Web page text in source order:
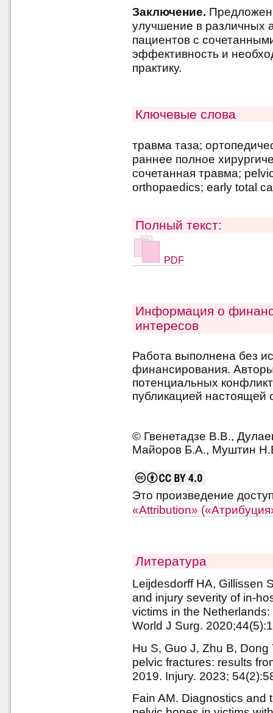
Заключение.
улучшение в различных
пациентов с
эффективность и
практику.
Ключевые слова
травма таза;
раннее полное
сочетанная травма;
orthopaedics; early total
Полный текст:
PDF
Информация о
интересов
Работа выполнена без
финансирования.
потенциальных
публикацией настоящей
© Гвенетадзе В.В.,
Майоров Б.А., Муштин
Это произведение
«Attribution»
Литература
Leijdesdorff HA, Gillissen
and injury severity of in-
victims in the
World J Surg.
Hu S, Guo J, Zhu B,
pelvic fractures: results
2019. Injury. 2023;
Fain AM. Diagnostics and